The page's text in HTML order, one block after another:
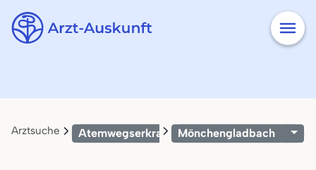
Arztsuche AtemwegserkrankungenMönchengladbach